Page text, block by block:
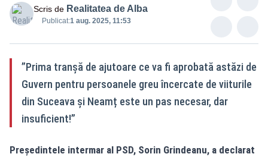
Scris de Realitatea de Alba
Publicat:1 aug. 2025, 11:53
”Prima tranșă de ajutoare ce va fi aprobată astăzi de
Guvern pentru persoanele greu încercate de viiturile
din Suceava și Neamț este un pas necesar, dar
insuficient!”
Președintele intermar al PSD, Sorin Grindeanu, a declarat